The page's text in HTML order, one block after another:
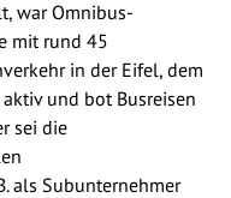
war Omnibus-
mit rund 45
in der Eifel, dem
und bot Busreisen
sei die
als Subunternehmer